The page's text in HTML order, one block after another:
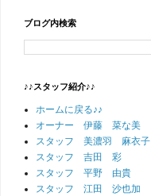
ブログ内検索
♪♪スタッフ紹介♪♪
ホームに戻る♪♪
オーナー 伊藤 菜な美
スタッフ 美濃羽 麻衣子
スタッフ 吉田 彩
スタッフ 平野 由貴
スタッフ 江田 沙也加